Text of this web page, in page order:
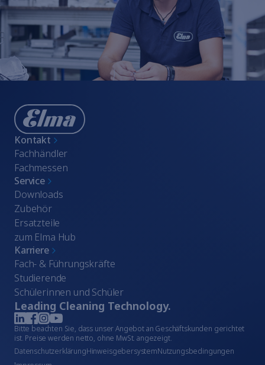
Kontakt
Fachhändler
Fachmessen
Service
Downloads
Zubehör
Ersatzteile
zum Elma Hub
Karriere
Fach- & Führungskräfte
Studierende
Schülerinnen und Schüler
Leading Cleaning Technology.
Bitte beachten Sie, dass unser Angebot an Geschäftskunden gerichtet
ist. Preise werden netto, ohne MwSt. angezeigt.
DatenschutzerklärungHinweisgebersystemNutzungsbedingungen